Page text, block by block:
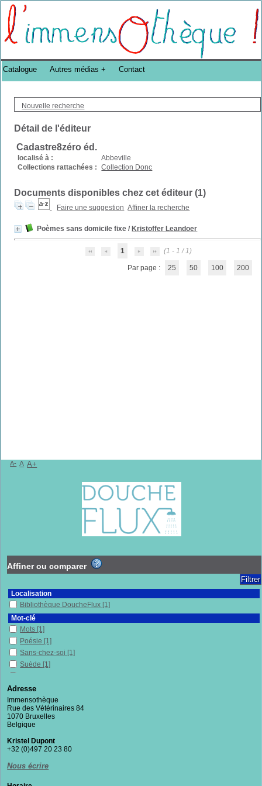
Bibliothèque DoucheFLUX Bibliotheek -->
Nouvelle recherche
Détail de l'éditeur
Cadastre8zéro éd.
localisé à :
Abbeville
Collections rattachées :
Collection Donc
Documents disponibles chez cet éditeur (1)
Faire une suggestion Affiner la recherche
Poèmes sans domicile fixe / Kristoffer Leandoer
1 (1 - 1 / 1)
Par page : 25 50 100 200
Catalogue Autres médias Contact
A- A A+
Affiner ou comparer
Localisation
Bibliothèque DoucheFlux [1]
Mot-clé
Mots [1]
Poésie [1]
Sans-chez-soi [1]
Suède [1]
Section
Fictions[1]
Adresse
Immensothèque
Rue des Vétérinaires 84
1070 Bruxelles
Belgique
Kristel Dupont
+32 (0)497 20 23 80
Nous écrire